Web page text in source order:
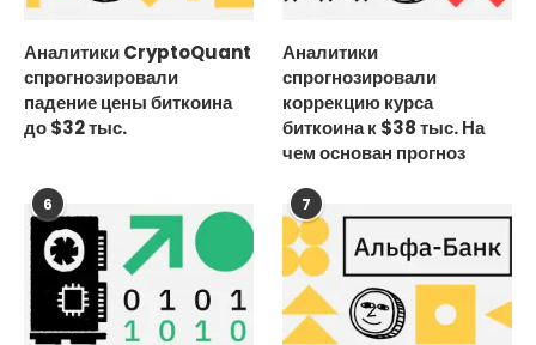
Аналитики CryptoQuant
спрогнозировали
падение цены биткоина
до $32 тыс.
Аналитики
спрогнозировали
коррекцию курса
биткоина к $38 тыс. На
чем основан прогноз
6 7